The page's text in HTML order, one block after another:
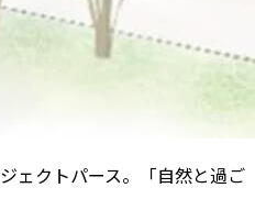
ェクトパース。「自然と過ご